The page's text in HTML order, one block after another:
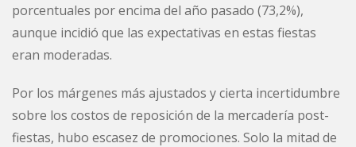
porcentuales por encima del año pasado (73,2%),
aunque incidió que las expectativas en estas fiestas
eran moderadas.
Por los márgenes más ajustados y cierta incertidumbre
sobre los costos de reposición de la mercadería post-
fiestas, hubo escasez de promociones. Solo la mitad de